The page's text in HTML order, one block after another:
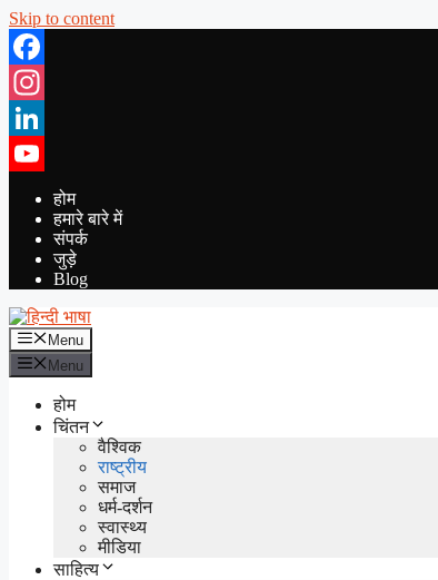
Skip to content
Facebook
Instagram
LinkedIn
YouTube
होम
हमारे बारे में
संपर्क
जुड़े
Blog
Menu
Menu
होम
चिंतन
वैश्विक
राष्ट्रीय
समाज
धर्म-दर्शन
स्वास्थ्य
मीडिया
साहित्य